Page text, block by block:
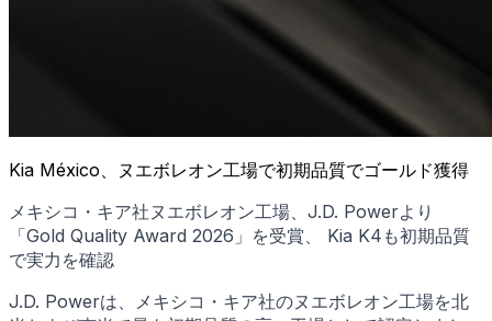
Kia México、ヌエボレオン工場で初期品質でゴールド獲得
メキシコ・キア社ヌエボレオン工場、J.D. Powerより
「Gold Quality Award 2026」を受賞、 Kia K4も初期品質
で実力を確認
J.D. Powerは、メキシコ・キア社のヌエボレオン工場を北